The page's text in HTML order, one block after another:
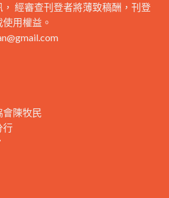
經審查刊登者將薄致稿酬，刊登
用權益。
會陳牧民
行